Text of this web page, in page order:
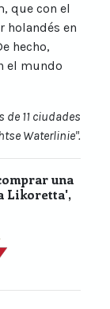
que con el
holandés en
hecho,
el mundo
de 11 ciudades
Waterlinie".
una
Likoretta',